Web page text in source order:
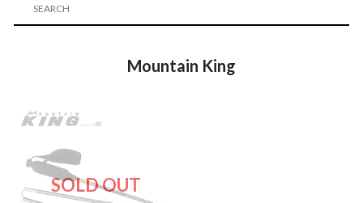
Mountain King
SOLD OUT